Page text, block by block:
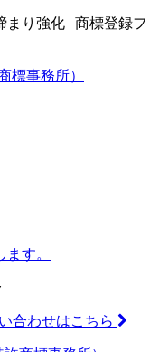
り強化 | 商標登録フ
合わせはこちら